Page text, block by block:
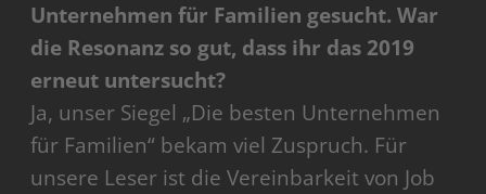
Unternehmen für Familien gesucht. War
die Resonanz so gut, dass ihr das 2019
erneut untersucht?
Ja, unser Siegel „Die besten Unternehmen
für Familien“ bekam viel Zuspruch. Für
unsere Leser ist die Vereinbarkeit von Job